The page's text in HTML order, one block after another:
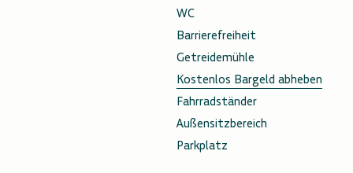
WC
Barrierefreiheit
Getreidemühle
Kostenlos Bargeld abheben
Fahrradständer
Außensitzbereich
Parkplatz